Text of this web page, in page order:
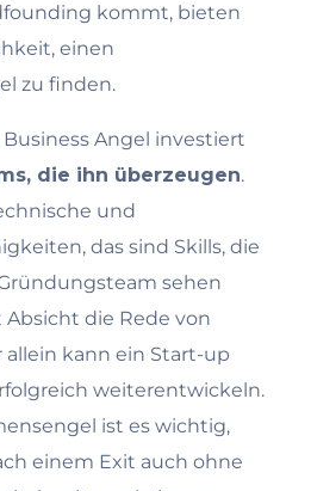
kommt, bieten
einen
zu finden.
Business Angel investiert
die ihn überzeugen.
und
das sind Skills, die
sehen
die Rede von
allein kann ein Start-up
weiterentwickeln.
ist es wichtig,
einem Exit auch ohne